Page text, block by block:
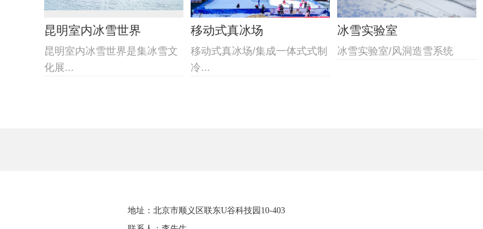
昆明室内冰雪世界
昆明室内冰雪世界是集冰雪文
化展...
移动式真冰场
移动式真冰场/集成一体式式制
冷...
冰雪实验室
冰雪实验室/风洞造雪系统
地址：北京市顺义区联东U谷科技园10-403